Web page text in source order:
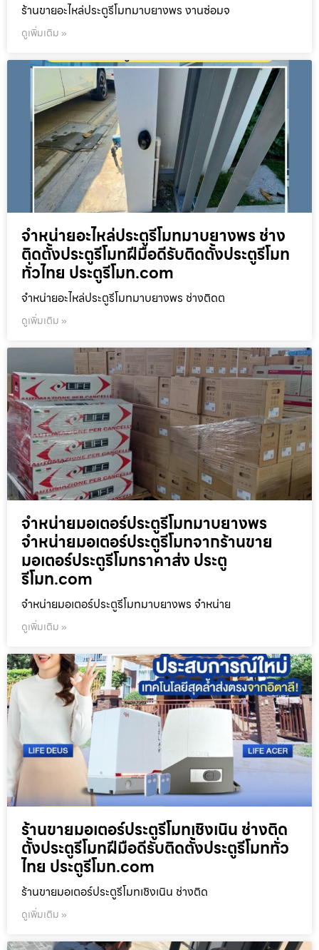
ร้านขายอะไหล่ประตูรีโมทมาบยางพร งานซ่อมจ
ดูเพิ่มเติม »
จำหน่ายอะไหล่ประตูรีโมทมาบยางพร ช่าง
ติดตั้งประตูรีโมทฝีมือดีรับติดตั้งประตูรีโมท
ทั่วไทย ประตูรีโมท.com
จำหน่ายอะไหล่ประตูรีโมทมาบยางพร ช่างติดต
ดูเพิ่มเติม »
จำหน่ายมอเตอร์ประตูรีโมทมาบยางพร
จำหน่ายมอเตอร์ประตูรีโมทจากร้านขาย
มอเตอร์ประตูรีโมทราคาส่ง ประตู
รีโมท.com
จำหน่ายมอเตอร์ประตูรีโมทมาบยางพร จำหน่าย
ดูเพิ่มเติม »
ร้านขายมอเตอร์ประตูรีโมทเชิงเนิน ช่างติด
ตั้งประตูรีโมทฝีมือดีรับติดตั้งประตูรีโมททั่ว
ไทย ประตูรีโมท.com
ร้านขายมอเตอร์ประตูรีโมทเชิงเนิน ช่างติด
ดูเพิ่มเติม »